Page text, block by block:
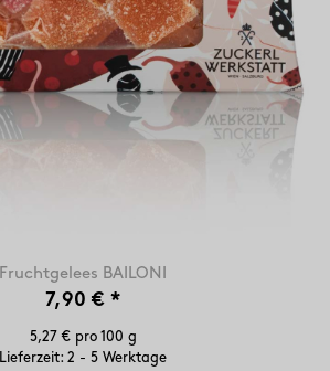
Fruchtgelees BAILONI
7,90 € *
5,27 € pro 100 g
Lieferzeit: 2 - 5 Werktage